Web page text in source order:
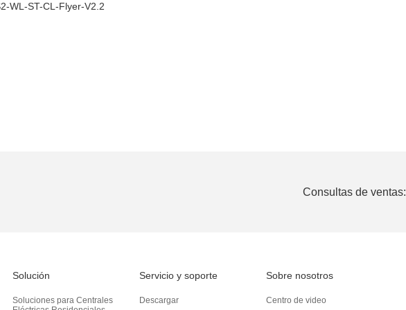
WL-ST-CL-Flyer-V2.2
Consultas de ventas:
Solución
Soluciones para Centrales
Servicio y soporte
Descargar
Sobre nosotros
Centro de video